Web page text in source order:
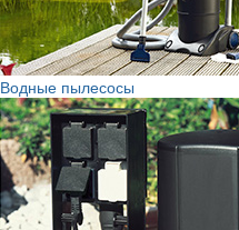
Водные пылесосы